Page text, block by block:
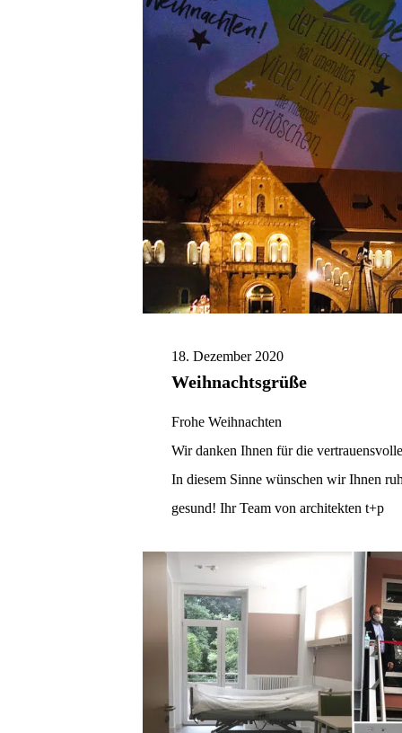
18. Dezember 2020
Weihnachtsgrüße
Frohe Weihnachten
Wir danken Ihnen für die
In diesem Sinne wünschen wir Ihnen
gesund! Ihr Team von architekten t+p